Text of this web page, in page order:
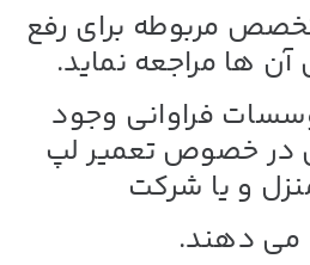
مربوطه برای رفع
ها مراجعه نماید.
فراوانی وجود
در خصوصتعمیر لپ
و یا شرکت
می دهند.